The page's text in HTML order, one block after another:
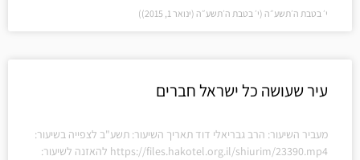
י׳ בטבת ה׳תשע״ה (י׳ בטבת ה׳תשע״ה (ינואר 1, 2015))
עיר שעושה כל ישראל חברים
מעביר השיעור: הרב גבריאלי דוד תאריך השיעור: תשע"ב לצפייה בשיעור:
https://files.hakotel.org.il/shiurim/23390.mp4 להאזנה לשיעור: